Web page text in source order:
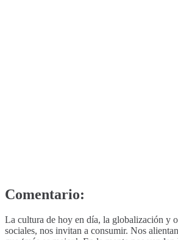
Comentario:
La cultura de hoy en día, la globalización y
sociales, nos invitan a consumir. Nos